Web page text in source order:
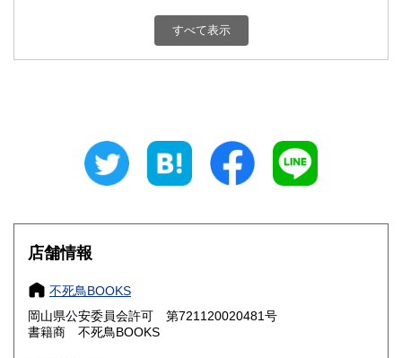
300円 群馬県
埼玉県 千葉県
300円 富山県
300円 福井県
300円 300円
岐阜県
愛知県
滋賀県 300円
すべて表示
店舗情報
不死鳥BOOKS
岡山県公安委員会許可 第721120020481号
書籍商 不死鳥BOOKS